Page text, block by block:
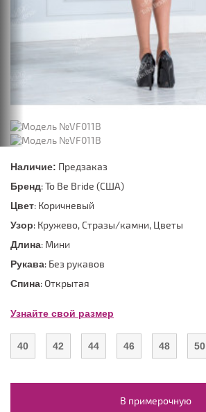
Наличие: Предзаказ
Бренд: To Be Bride (США)
Цвет: Коричневый
Узор: Кружево, Стразы/камни, Цветы
Длина: Мини
Рукава: Без рукавов
Спина: Открытая
Узнайте свой размер
40 42 44 46 48 50
В примерочную